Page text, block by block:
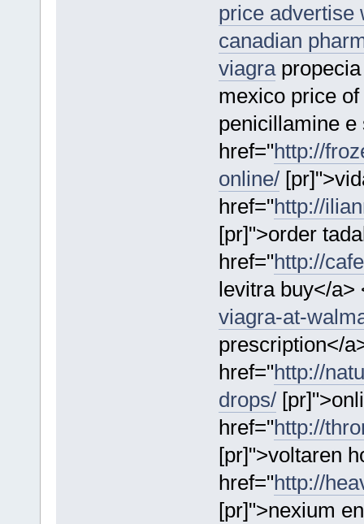
price advertise
canadian
viagrapropecia
mexico price
penicillamine e
href="http://
online/
href="http://
[pr]">order
href="http://
levitra buy</a>
viagra-at-
prescription</
href="http://
drops/
href="http://
[pr]">voltaren
href="http://
[pr]">nexium